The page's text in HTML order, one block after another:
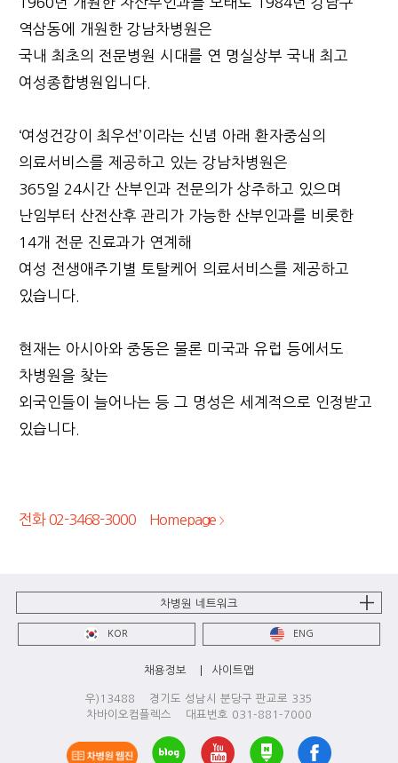
역삼동에 개원한 강남차병원은
국내 최초의 전문병원 시대를 연 명실상부 국내 최고
여성종합병원입니다.
‘여성건강이 최우선’이라는 신념 아래 환자중심의
의료서비스를 제공하고 있는 강남차병원은
365일 24시간 산부인과 전문의가 상주하고 있으며
난임부터 산전산후 관리가 가능한 산부인과를 비롯한
14개 전문 진료과가 연계해
여성 전생애주기별 토탈케어 의료서비스를 제공하고
있습니다.
현재는 아시아와 중동은 물론 미국과 유럽 등에서도
차병원을 찾는
외국인들이 늘어나는 등 그 명성은 세계적으로 인정받고
있습니다.
전화 02-3468-3000 Homepage >
차병원 네트워크
KOR ENG
채용정보 사이트맵
우)13488 경기도 성남시 분당구 판교로 335
차바이오컴플렉스 대표번호 031-881-7000